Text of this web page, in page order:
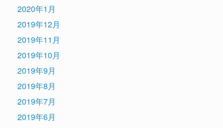
2020年1月
2019年12月
2019年11月
2019年10月
2019年9月
2019年8月
2019年7月
2019年6月